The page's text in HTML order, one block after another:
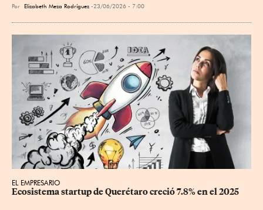
Por Elizabeth Meza Rodríguez 23/06/2026 - 7:00
EL EMPRESARIO
Ecosistema startup de Querétaro creció 7.8% en el 2025